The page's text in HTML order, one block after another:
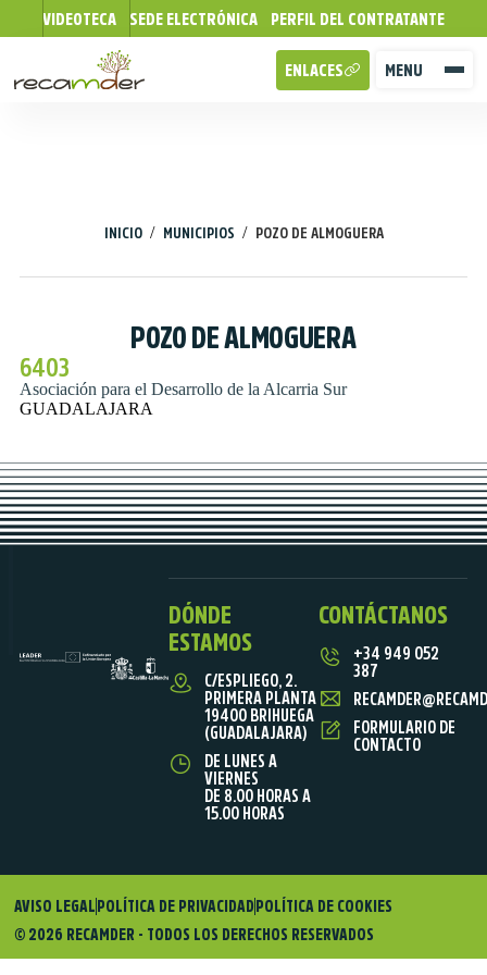
VIDEOTECA SEDE ELECTRÓNICA PERFIL DEL CONTRATANTE
MENU
ENLACES
INICIO / MUNICIPIOS / POZO DE ALMOGUERA
POZO DE ALMOGUERA
6403
Asociación para el Desarrollo de la Alcarria Sur
GUADALAJARA
DÓNDE
ESTAMOS
C/ESPLIEGO, 2.
PRIMERA PLANTA
19400 BRIHUEGA
(GUADALAJARA)
DE LUNES A
VIERNES
DE 8.00 HORAS A
15.00 HORAS
CONTÁCTANOS
+34 949 052
387
FORMULARIO DE
CONTACTO
© 2026 RECAMDER - TODOS LOS DERECHOS RESERVADOS
AVISO LEGAL POLÍTICA DE PRIVACIDAD POLÍTICA DE COOKIES